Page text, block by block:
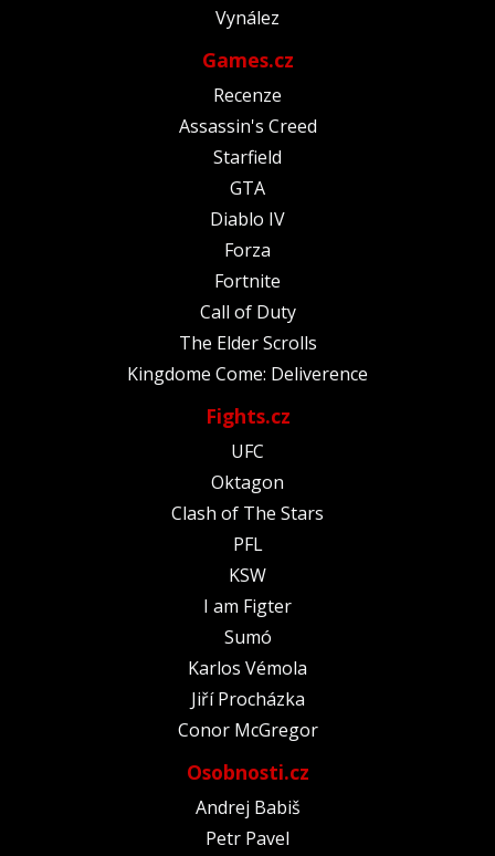
Vynález
Games.cz
Recenze
Assassin's Creed
Starfield
GTA
Diablo IV
Forza
Fortnite
Call of Duty
The Elder Scrolls
Kingdome Come: Deliverence
Fights.cz
UFC
Oktagon
Clash of The Stars
PFL
KSW
I am Figter
Sumó
Karlos Vémola
Jiří Procházka
Conor McGregor
Osobnosti.cz
Andrej Babiš
Petr Pavel